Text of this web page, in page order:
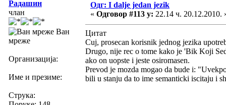
Радашин
члан
Ван
мреже
Организација:
Име и презиме:
Струка:
Одг: I dalje jedan jezik
« Одговор #113 у: 22.14 ч. 20.12.2010.
Цитат
Cuj, prosecan korisnik jednog jezika
Drugo, nije rec o tome kako je 'Bik Koji
ako on uopste i jeste osiromasen.
Prevod je mozda mogao da bude i:
bili u stanju da to ime semanticki iscitaju i